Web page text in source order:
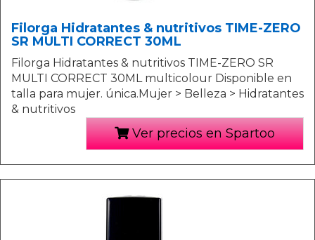
Filorga Hidratantes & nutritivos TIME-ZERO
SR MULTI CORRECT 30ML
Filorga Hidratantes & nutritivos TIME-ZERO SR
MULTI CORRECT 30ML multicolour Disponible en
talla para mujer. única.Mujer > Belleza > Hidratantes
& nutritivos
Ver precios en Spartoo